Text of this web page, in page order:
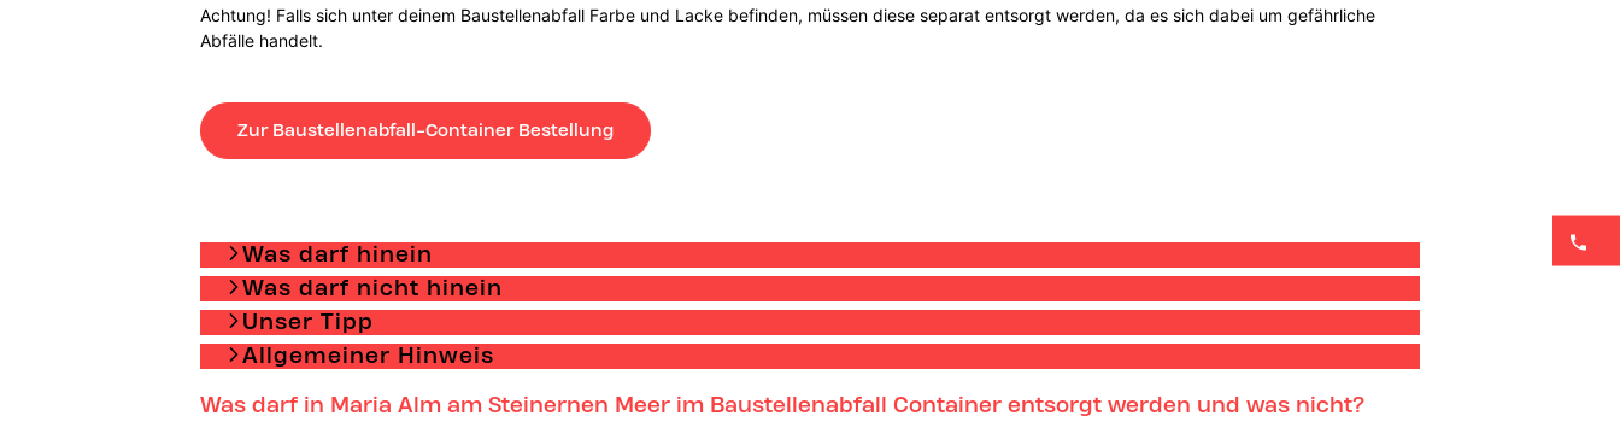
Achtung! Falls sich unter deinem Baustellenabfall Farbe und Lacke befinden, müssen diese separat entsorgt werden, da es sich dabei um gefährliche
Abfälle handelt.
Zur Baustellenabfall-Container Bestellung
Was darf hinein
Was darf nicht hinein
Unser Tipp
Allgemeiner Hinweis
Was darf in Maria Alm am Steinernen Meer im Baustellenabfall Container entsorgt werden und was nicht?